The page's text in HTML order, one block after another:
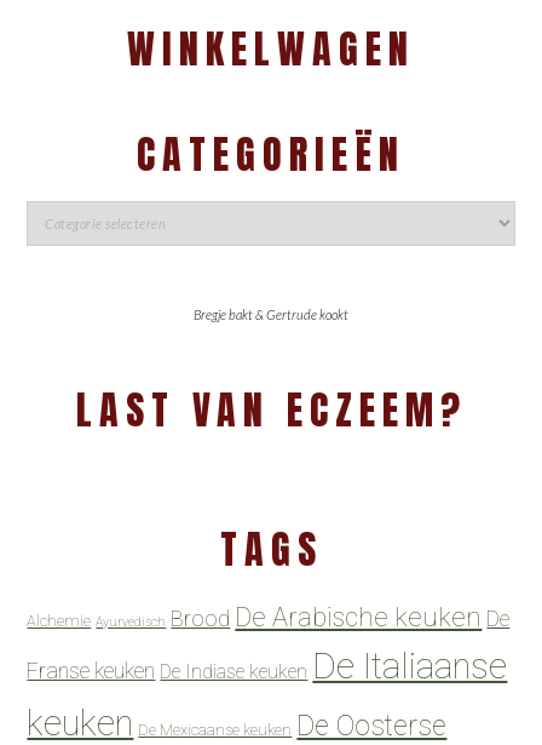
WINKELWAGEN
CATEGORIEËN
Bregje bakt & Gertrude kookt
LAST VAN ECZEEM?
TAGS
Alchemie Ayurvedisch Brood De Arabische keuken De
Franse keuken De Indiase keuken De Italiaanse
keuken De Mexicaanse keuken De Oosterse